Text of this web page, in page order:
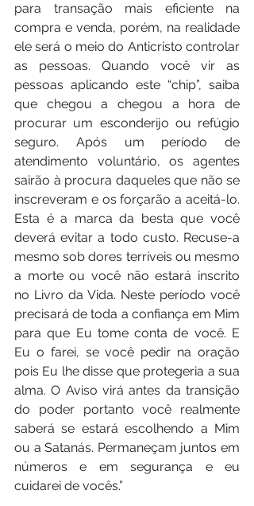
para transação mais eficiente na
compra e venda, porém, na realidade
ele será o meio do Anticristo controlar
as pessoas. Quando você vir as
pessoas aplicando este “chip”, saiba
que chegou a chegou a hora de
procurar um esconderijo ou refúgio
seguro. Após um período de
atendimento voluntário, os agentes
sairão à procura daqueles que não se
inscreveram e os forçarão a aceitá-lo.
Esta é a marca da besta que você
deverá evitar a todo custo. Recuse-a
mesmo sob dores terríveis ou mesmo
a morte ou você não estará inscrito
no Livro da Vida. Neste período você
precisará de toda a confiança em Mim
para que Eu tome conta de você. E
Eu o farei, se você pedir na oração
pois Eu lhe disse que protegeria a sua
alma. O Aviso virá antes da transição
do poder portanto você realmente
saberá se estará escolhendo a Mim
ou a Satanás. Permaneçam juntos em
números e em segurança e eu
cuidarei de vocês.”